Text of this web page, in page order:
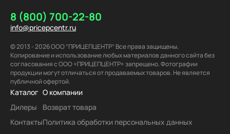
8 (800) 700-22-80
info@pricepcentr.ru
© 2013 - 2026 ООО “ПРИЦЕПЦЕНТР” Все права защищены.
Копирование и использование любых материалов данного сайта без
согласования с ООО «ПРИЦЕПЦЕНТР» запрещено. Фотографии
продукции могут отличаться от продаваемых товаров. Не является
публичной офертой.
Каталог
Дилеры
Контакты
О компании
Возврат товара
Политика обработки персональных данных